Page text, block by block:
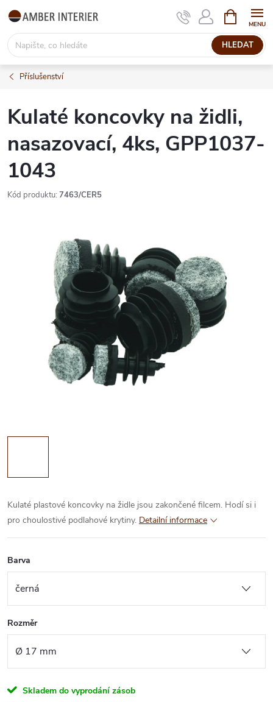
Přejít
obsah
HLEDAT
NÁKUPNÍ
KOŠÍK
Příslušenství
Kulaté koncovky na židli,
nasazovací, 4ks, GPP1037-
1043
Kód produktu: 7463/CER5
Kulaté plastové koncovky na židle jsou zakončené filcem. Hodí si i
pro choulostivé podlahové krytiny. Detailní informace
Barva
Rozměr
Skladem do vyprodání zásob